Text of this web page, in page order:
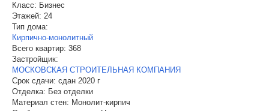
Класс: Бизнес
Этажей: 24
Тип дома:
Кирпично-монолитный
Всего квартир: 368
Застройщик:
МОСКОВСКАЯ СТРОИТЕЛЬНАЯ КОМПАНИЯ
Срок сдачи: сдан 2020 г
Отделка: Без отделки
Материал стен: Монолит-кирпич